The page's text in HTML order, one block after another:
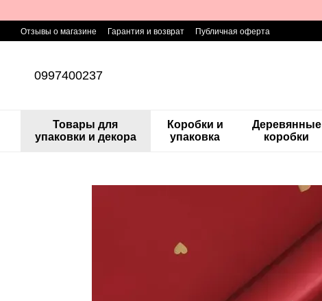
Отзывы о магазине Гарантия и возврат Публичная оферта
0997400237
Товары для
упаковки и декора
Коробки и
упаковка
Деревянные
коробки